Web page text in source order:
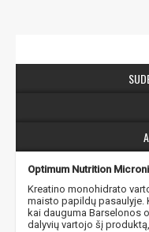
Optimum Nutrition
Kreatino monohidrato
maisto papildų pasaulyje.
kai dauguma Barselonos
dalyvių vartojo šį